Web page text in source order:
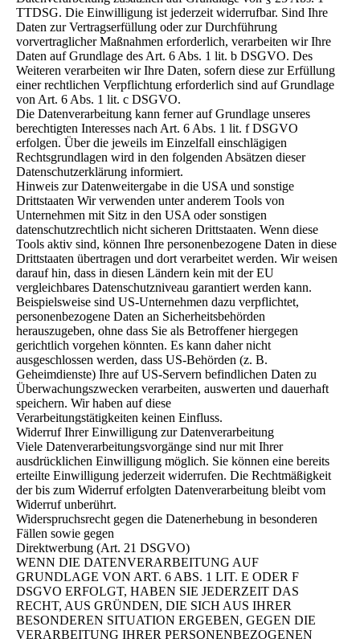
TTDSG. Die Einwilligung ist jederzeit widerrufbar. Sind Ihre
Daten zur Vertragserfüllung oder zur Durchführung
vorvertraglicher Maßnahmen erforderlich, verarbeiten wir Ihre
Daten auf Grundlage des Art. 6 Abs. 1 lit. b DSGVO. Des
Weiteren verarbeiten wir Ihre Daten, sofern diese zur Erfüllung
einer rechtlichen Verpflichtung erforderlich sind auf Grundlage
von Art. 6 Abs. 1 lit. c DSGVO.
Die Datenverarbeitung kann ferner auf Grundlage unseres
berechtigten Interesses nach Art. 6 Abs. 1 lit. f DSGVO
erfolgen. Über die jeweils im Einzelfall einschlägigen
Rechtsgrundlagen wird in den folgenden Absätzen dieser
Datenschutzerklärung informiert.
Hinweis zur Datenweitergabe in die USA und sonstige
Drittstaaten Wir verwenden unter anderem Tools von
Unternehmen mit Sitz in den USA oder sonstigen
datenschutzrechtlich nicht sicheren Drittstaaten. Wenn diese
Tools aktiv sind, können Ihre personenbezogene Daten in diese
Drittstaaten übertragen und dort verarbeitet werden. Wir weisen
darauf hin, dass in diesen Ländern kein mit der EU
vergleichbares Datenschutzniveau garantiert werden kann.
Beispielsweise sind US-Unternehmen dazu verpflichtet,
personenbezogene Daten an Sicherheitsbehörden
herauszugeben, ohne dass Sie als Betroffener hiergegen
gerichtlich vorgehen könnten. Es kann daher nicht
ausgeschlossen werden, dass US-Behörden (z. B.
Geheimdienste) Ihre auf US-Servern befindlichen Daten zu
Überwachungszwecken verarbeiten, auswerten und dauerhaft
speichern. Wir haben auf diese
Verarbeitungstätigkeiten keinen Einfluss.
Widerruf Ihrer Einwilligung zur Datenverarbeitung
Viele Datenverarbeitungsvorgänge sind nur mit Ihrer
ausdrücklichen Einwilligung möglich. Sie können eine bereits
erteilte Einwilligung jederzeit widerrufen. Die Rechtmäßigkeit
der bis zum Widerruf erfolgten Datenverarbeitung bleibt vom
Widerruf unberührt.
Widerspruchsrecht gegen die Datenerhebung in besonderen
Fällen sowie gegen
Direktwerbung (Art. 21 DSGVO)
WENN DIE DATENVERARBEITUNG AUF
GRUNDLAGE VON ART. 6 ABS. 1 LIT. E ODER F
DSGVO ERFOLGT, HABEN SIE JEDERZEIT DAS
RECHT, AUS GRÜNDEN, DIE SICH AUS IHRER
BESONDEREN SITUATION ERGEBEN, GEGEN DIE
VERARBEITUNG IHRER PERSONENBEZOGENEN